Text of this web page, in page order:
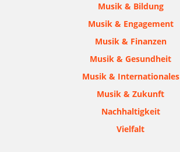
Musik & Bildung
Musik & Engagement
Musik & Finanzen
Musik & Gesundheit
Musik & Internationales
Musik & Zukunft
Nachhaltigkeit
Vielfalt